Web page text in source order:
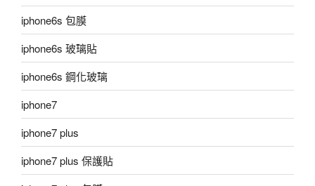
iphone6s 包膜
iphone6s 玻璃貼
iphone6s 鋼化玻璃
iphone7
iphone7 plus
iphone7 plus 保護貼